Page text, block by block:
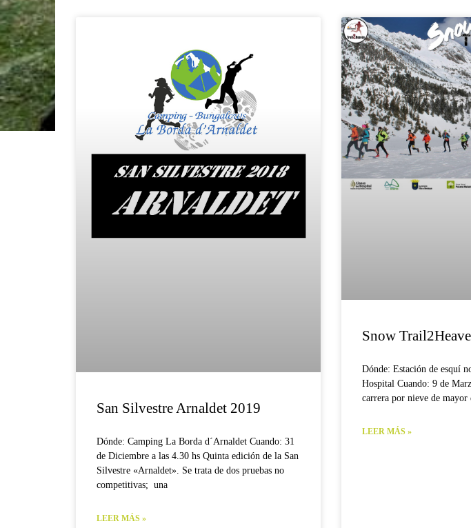
San Silvestre Arnaldet 2019
Dónde: Camping La Borda d´Arnaldet Cuando: 31
de Diciembre a las 4.30 hs Quinta edición de la San
Silvestre «Arnaldet». Se trata de dos pruebas no
competitivas; una
LEER MÁS »
Snow
Dónde: Estación de esquí
Hospital Cuando: 9 de
carrera por nieve de mayor
LEER MÁS »